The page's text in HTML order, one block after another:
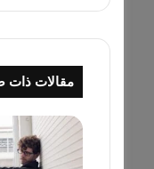
ا
م
ر
ك
ي
ا
مقالات ذات